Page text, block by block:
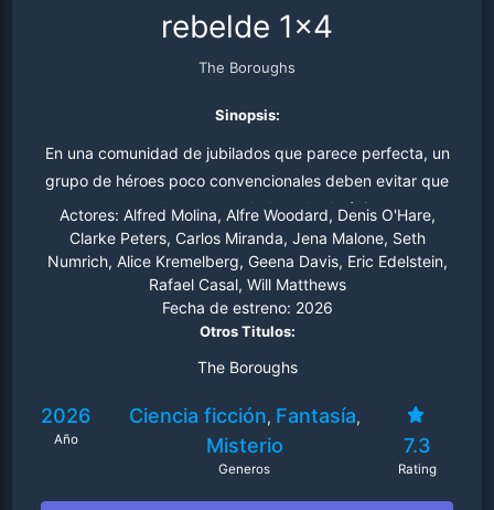
rebelde 1x4
The Boroughs
Sinopsis:
En una comunidad de jubilados que parece perfecta, un
grupo de héroes poco convencionales deben evitar que
una amenaza de otro mundo les robe lo único que no
tienen: tiempo.
Actores: Alfred Molina, Alfre Woodard, Denis O'Hare,
Clarke Peters, Carlos Miranda, Jena Malone, Seth
Numrich, Alice Kremelberg, Geena Davis, Eric Edelstein,
Rafael Casal, Will Matthews
Fecha de estreno: 2026
Otros Titulos:
The Boroughs
2026
Año
Ciencia ficción, Fantasía,
Misterio
Generos
7.3
Rating